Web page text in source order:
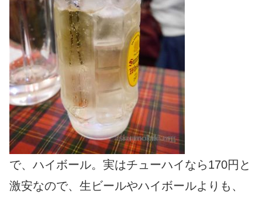
で、ハイボール。実はチューハイなら170円と
激安なので、生ビールやハイボールよりも、